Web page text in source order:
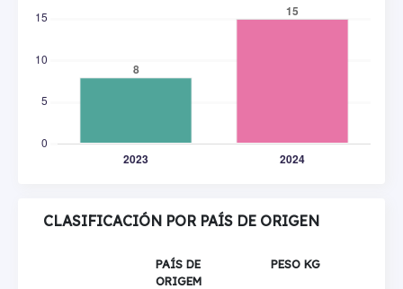
CLASIFICACIÓN POR PAÍS DE ORIGEN
PAÍS DE
ORIGEM
PESO KG